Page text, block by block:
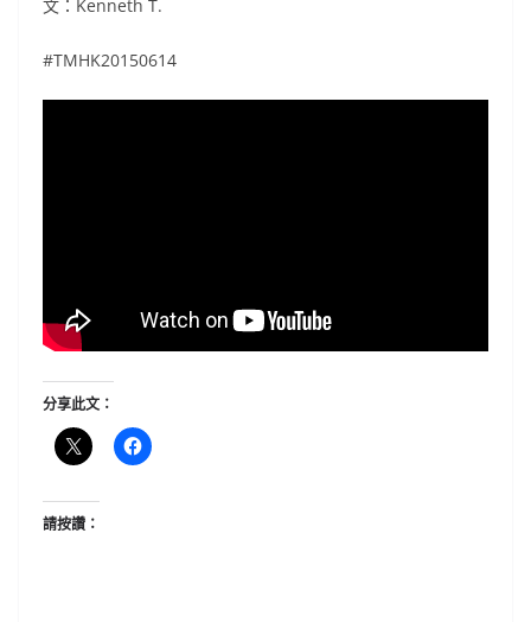
文：Kenneth T.
#TMHK20150614
分享此文：
請按讚：